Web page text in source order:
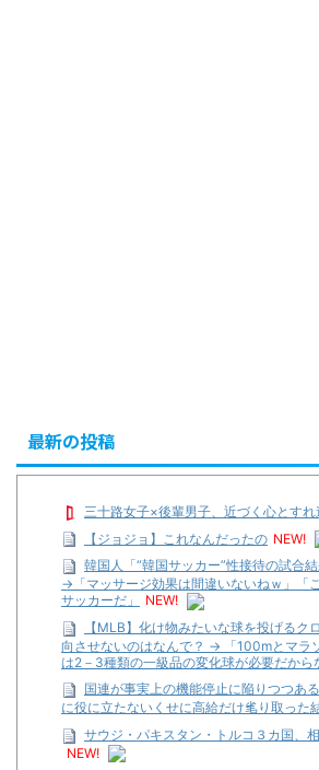
最新の投稿
三十路女子×後輩男子、近づく心とすれ
【ジョジョ】これなんだったの NEW!
韓国人「“韓国サッカー”性接待の試合
→「マッサージ効果は間違いないねｗ」「
サッカーだ」
NEW!
【MLB】化け物みたいな球を投げるク
向させないのはなんで？ → 「100mとマラ
は2－3種類の一級品の変化球が必要だから
国連が事実上の機能停止に陥りつつあ
に役に立たないくせに高給だけ毟り取った
サウジ・パキスタン・トルコ３カ国、
NEW!